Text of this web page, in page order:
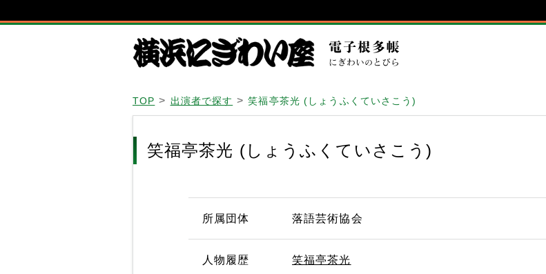
TOP 出演者で探す 笑福亭茶光 (しょうふくていさこう)
笑福亭茶光 (しょうふくていさこう)
所属団体 落語芸術協会
人物履歴 笑福亭茶光